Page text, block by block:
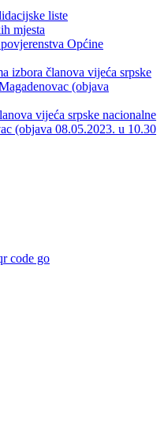
liste
mjesta
Općine
izbora članova vijeća srpske
(objava
vijeća srpske nacionalne
(objava 08.05.2023. u 10.30